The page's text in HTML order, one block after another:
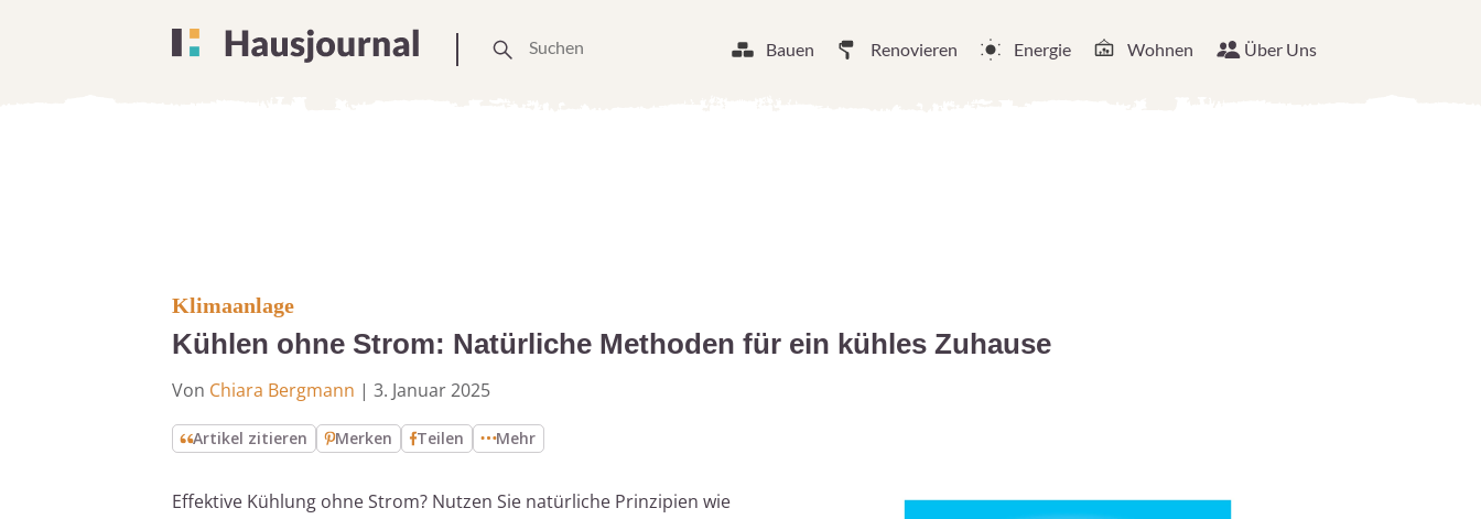
Bauen Renovieren Energie Wohnen Über Uns
Klimaanlage
Kühlen ohne Strom: Natürliche Methoden für ein kühles Zuhause
Von Chiara Bergmann | 3. Januar 2025
Artikel zitieren Merken Teilen Mehr
Effektive Kühlung ohne Strom? Nutzen Sie natürliche Prinzipien wie